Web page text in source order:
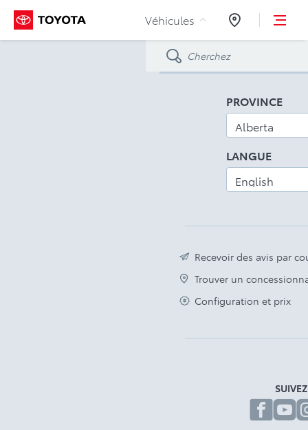
Aller au contenu
Véhicules
PROVINCE
LANGUE
Recevoir des avis par
Trouver un
Configuration et prix